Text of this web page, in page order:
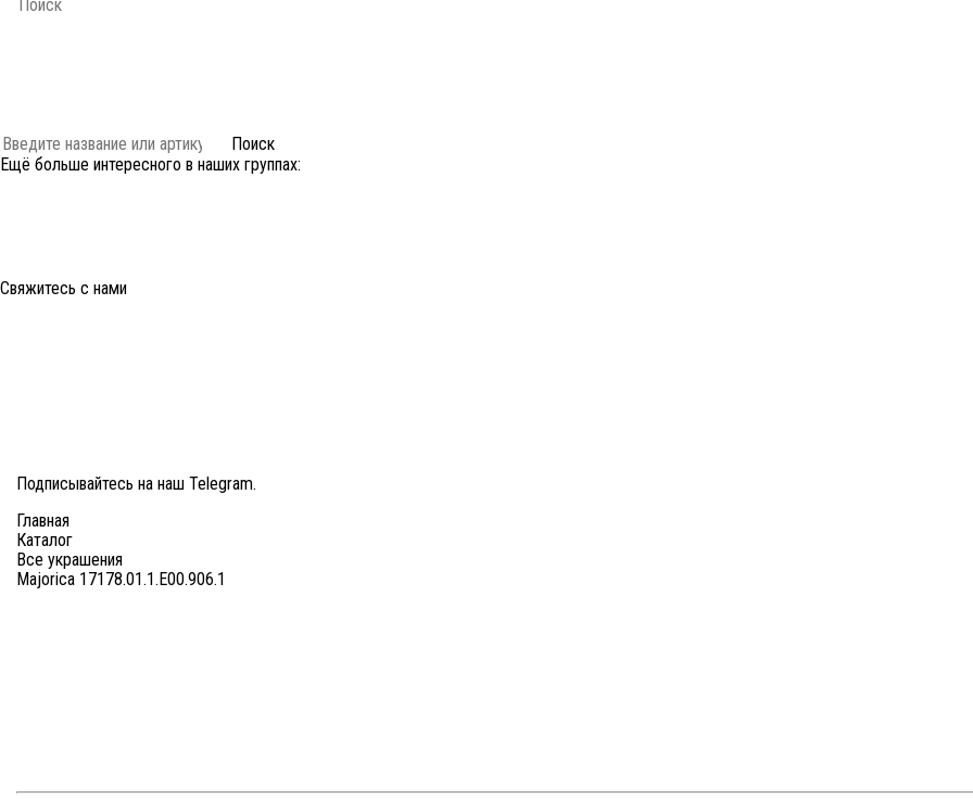
Поиск
Ещё больше интересного в наших группах:
Свяжитесь с нами
Подписывайтесь на наш Telegram.
Главная
Каталог
Все украшения
Majorica 17178.01.1.E00.906.1